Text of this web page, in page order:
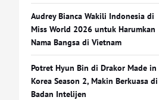
Audrey Bianca Wakili Indonesia di
Miss World 2026 untuk Harumkan
Nama Bangsa di Vietnam
Potret Hyun Bin di Drakor Made in
Korea Season 2, Makin Berkuasa di
Badan Intelijen